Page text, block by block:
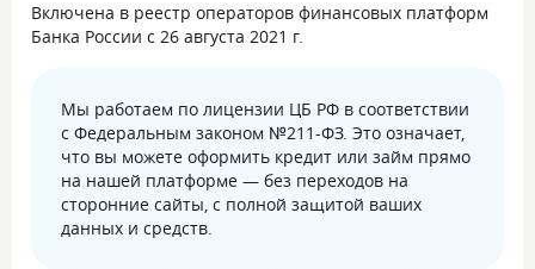
Включена в реестр операторов финансовых платформ
Банка России с 26 августа 2021 г.
Мы работаем по лицензии ЦБ РФ в соответствии
с Федеральным законом №211-ФЗ. Это означает,
что вы можете оформить кредит или займ прямо
на нашей платформе — без переходов на
сторонние сайты, с полной защитой ваших
данных и средств.